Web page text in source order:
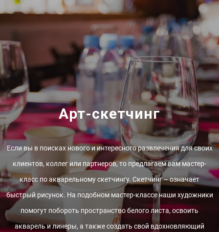
Арт-скетчинг
Если вы в поисках нового и интересного развлечения для своих
клиентов, коллег или партнеров, то предлагаем вам мастер-
класс по акварельному скетчингу. Скетчинг – означает
быстрый рисунок. На подобном мастер-классе наши художники
помогут побороть пространство белого листа, освоить
акварель и линеры, а также создать свой вдохновляющий